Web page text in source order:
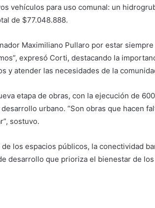
vehículos para uso comunal: un
de $77.048.888.
Maximiliano Pullaro por estar
expresó Corti, destacando la
y atender las necesidades de la
etapa de obras, con la ejecución de
urbano. “Son obras que hacen
sostuvo.
los espacios públicos, la conectividad
desarrollo que prioriza el bienestar de